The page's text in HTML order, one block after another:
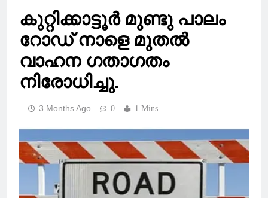
കുറ്റിക്കാട്ടൂർ മുണ്ടു പാലം
റോഡ് നാളെ മുതൽ
വാഹന ഗതാഗതം
നിരോധിച്ചു.
3 Months Ago 0 1 Mins